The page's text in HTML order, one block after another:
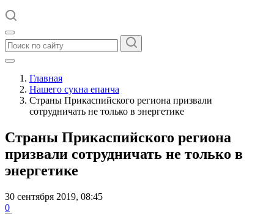
Главная
Нашего сукна епанча
Страны Прикаспийского региона призвали
сотрудничать не только в энергетике
Страны Прикаспийского региона
призвали сотрудничать не только в
энергетике
30 сентября 2019, 08:45
0